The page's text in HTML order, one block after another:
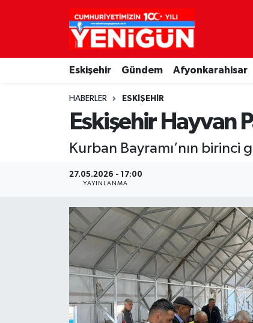
Eskişehir Gündem Afyonkarahisar
HABERLER ESKIŞEHIR
Eskişehir Hayvan
Kurban Bayramı’nın
27.05.2026 - 17:00
YAYINLANMA
Nöbetçi Eczaneler
Hava Durumu
Haber Arşivi